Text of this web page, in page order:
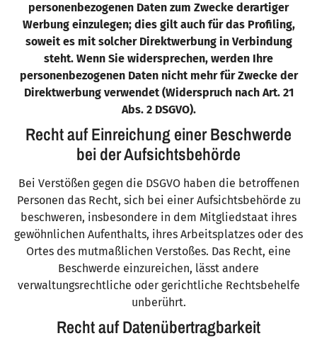
personenbezogenen Daten zum Zwecke derartiger
Werbung einzulegen; dies gilt auch für das Profiling,
soweit es mit solcher Direktwerbung in Verbindung
steht. Wenn Sie widersprechen, werden Ihre
personenbezogenen Daten nicht mehr für Zwecke der
Direktwerbung verwendet (Widerspruch nach Art. 21
Abs. 2 DSGVO).
Recht auf Einreichung einer Beschwerde
bei der Aufsichtsbehörde
Bei Verstößen gegen die DSGVO haben die betroffenen
Personen das Recht, sich bei einer Aufsichtsbehörde zu
beschweren, insbesondere in dem Mitgliedstaat ihres
gewöhnlichen Aufenthalts, ihres Arbeitsplatzes oder des
Ortes des mutmaßlichen Verstoßes. Das Recht, eine
Beschwerde einzureichen, lässt andere
verwaltungsrechtliche oder gerichtliche Rechtsbehelfe
unberührt.
Recht auf Datenübertragbarkeit